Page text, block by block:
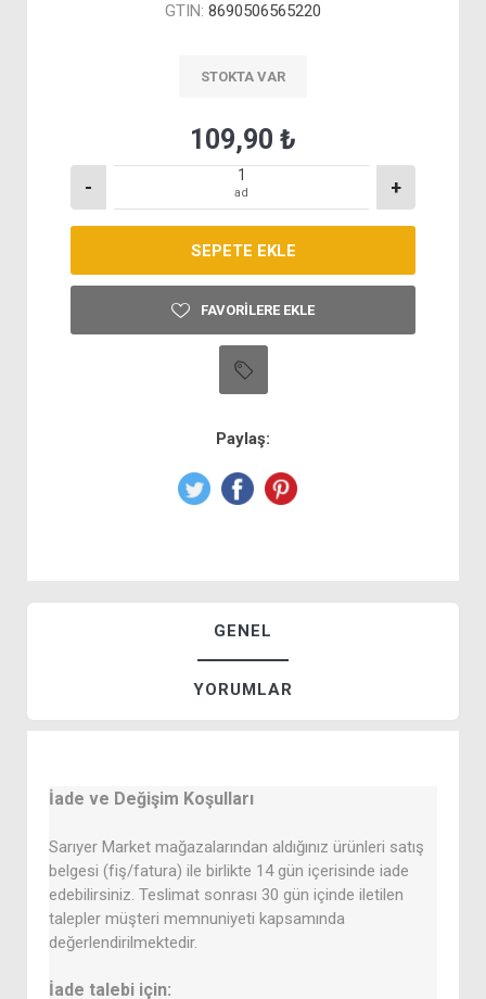
GTIN: 8690506565220
STOKTA VAR
109,90 ₺
- ad +
FAVORILERE EKLE
Paylaş:
GENEL
YORUMLAR
İade ve Değişim Koşulları
Sarıyer Market mağazalarından aldığınız ürünleri satış
belgesi (fiş/fatura) ile birlikte 14 gün içerisinde iade
edebilirsiniz. Teslimat sonrası 30 gün içinde iletilen
talepler müşteri memnuniyeti kapsamında
değerlendirilmektedir.
İade talebi için: